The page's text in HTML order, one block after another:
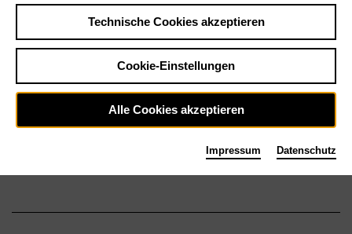
Tischlerei
Tickets
Fr 16.10.26
Technische Cookies akzeptieren
Cookie-Einstellungen
Alle Cookies akzeptieren
Impressum Datenschutz